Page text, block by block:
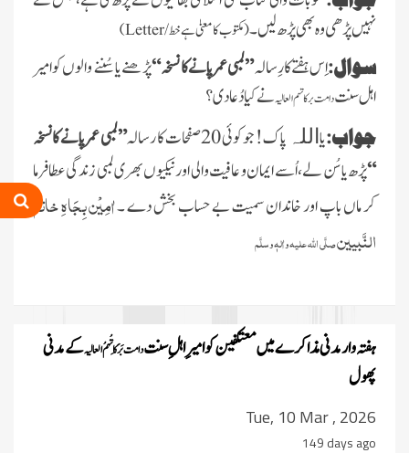
نہیں پڑھی وہ بھی پڑھ لیں۔(مکتوب کا معنیٰ ہے خط/Letter
)
سوال:اِس ہفتے کارِسالہ” لمبی عمر پانے کا نسخہ “پڑھنے یا سُننے والوں کو امیر
اہل سنتدامت برکاتہم العالیہنے کیا دُعا دی ؟
جواب:یا اللہ پاک! جو کوئی 20 صفحات کا رسالہ
”لمبی عمرپانے کا نسخہ
“پڑھ یا سُن لے، اُسے ایمان و عافیت والی اور نیکیوں بھری لمبی زندگی عطا فرما
کر ماں باپ اور خاندان سمیت بے حساب بخش دے ۔اٰمِیْن بِجَاہِ خاتم
النَّبیینصلَّی اللہ علیہ واٰلہٖ وسلَّم
ہفتہ وار مدنی مذاکرے میں معتکفین کو امیرِ اہلِ سنتدامت بَرَکَاتُہمُ العالیہکے مدنی
پھول
Tue, 10 Mar , 2026
149 days ago